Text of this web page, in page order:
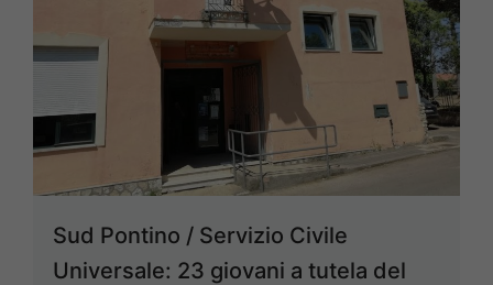
Sud Pontino / Servizio Civile
Universale: 23 giovani a tutela del